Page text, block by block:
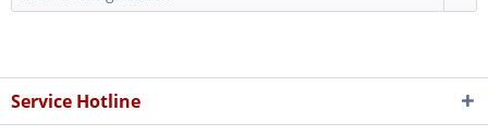
Service Hotline